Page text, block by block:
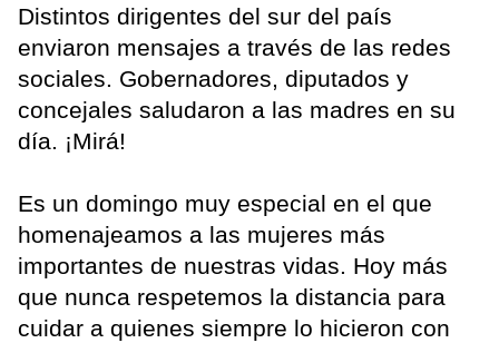
Distintos dirigentes del sur del país
enviaron mensajes a través de las redes
sociales. Gobernadores, diputados y
concejales saludaron a las madres en su
día. ¡Mirá!
Es un domingo muy especial en el que
homenajeamos a las mujeres más
importantes de nuestras vidas. Hoy más
que nunca respetemos la distancia para
cuidar a quienes siempre lo hicieron con